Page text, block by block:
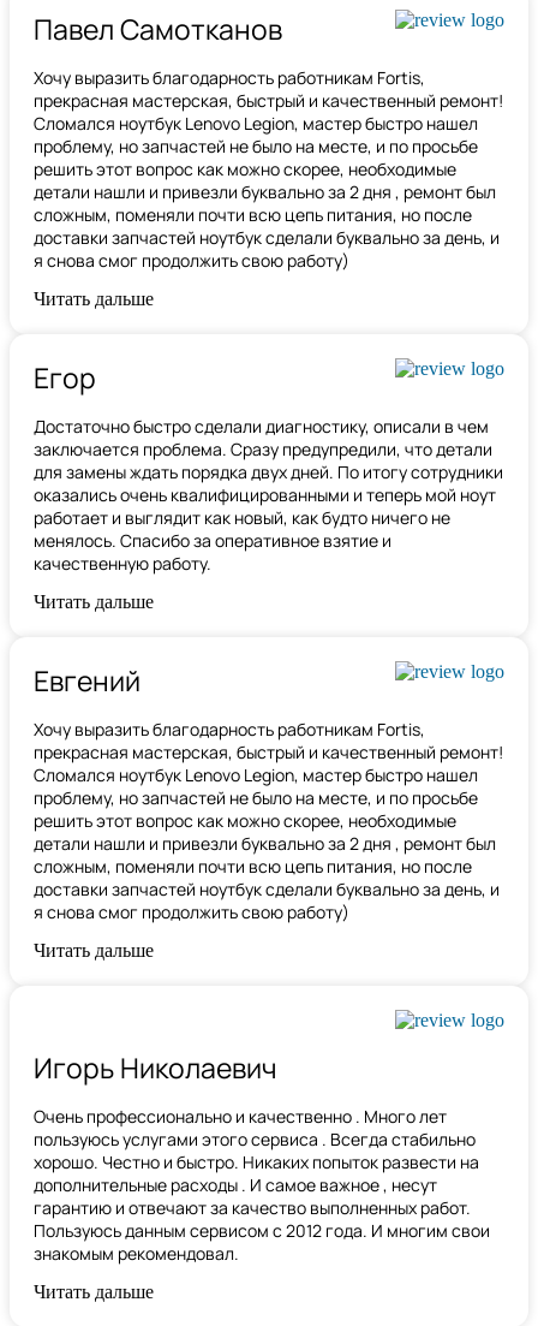
Павел Самотканов
Хочу выразить благодарность работникам Fortis,
прекрасная мастерская, быстрый и качественный ремонт!
Сломался ноутбук Lenovo Legion, мастер быстро нашел
проблему, но запчастей не было на месте, и по просьбе
решить этот вопрос как можно скорее, необходимые
детали нашли и привезли буквально за 2 дня , ремонт был
сложным, поменяли почти всю цепь питания, но после
доставки запчастей ноутбук сделали буквально за день, и
я снова смог продолжить свою работу)
Читать дальше
Егор
Достаточно быстро сделали диагностику, описали в чем
заключается проблема. Сразу предупредили, что детали
для замены ждать порядка двух дней. По итогу сотрудники
оказались очень квалифицированными и теперь мой ноут
работает и выглядит как новый, как будто ничего не
менялось. Спасибо за оперативное взятие и
качественную работу.
Читать дальше
Евгений
Хочу выразить благодарность работникам Fortis,
прекрасная мастерская, быстрый и качественный ремонт!
Сломался ноутбук Lenovo Legion, мастер быстро нашел
проблему, но запчастей не было на месте, и по просьбе
решить этот вопрос как можно скорее, необходимые
детали нашли и привезли буквально за 2 дня , ремонт был
сложным, поменяли почти всю цепь питания, но после
доставки запчастей ноутбук сделали буквально за день, и
я снова смог продолжить свою работу)
Читать дальше
Игорь Николаевич
Очень профессионально и качественно . Много лет
пользуюсь услугами этого сервиса . Всегда стабильно
хорошо. Честно и быстро. Никаких попыток развести на
дополнительные расходы . И самое важное , несут
гарантию и отвечают за качество выполненных работ.
Пользуюсь данным сервисом с 2012 года. И многим свои
знакомым рекомендовал.
Читать дальше